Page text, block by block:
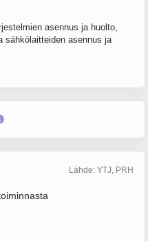
asennus ja huolto,
sähkölaitteiden asennus ja
Lähde: YTJ, PRH